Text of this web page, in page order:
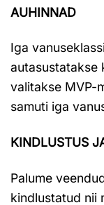
AUHINNAD
Iga
autasustatakse
valitakse MVP-
samuti iga
KINDLUSTUS
Palume
kindlustatud nii